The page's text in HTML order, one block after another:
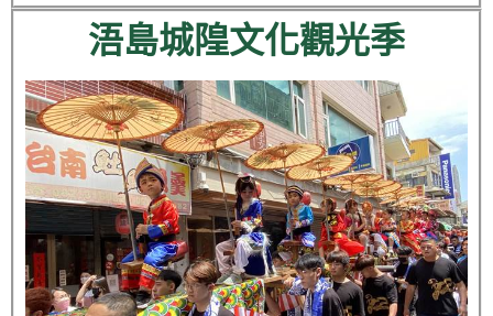
浯島城隍文化觀光季